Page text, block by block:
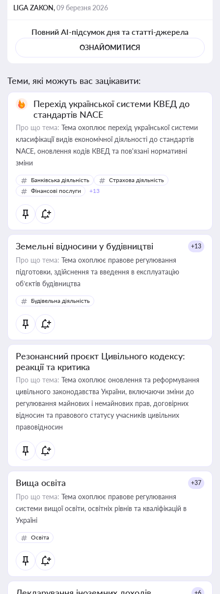
LIGA ZAKON,09 березня 2026
Повний AI-підсумок дня та статті-джерела
ОЗНАЙОМИТИСЯ
Теми, які можуть вас зацікавити:
Перехід української системи КВЕД до
стандартів NACE
Про що тема: Тема охоплює перехід української системи
класифікації видів економічної діяльності до стандартів
NACE, оновлення кодів КВЕД та пов'язані нормативні
зміни
Банківська діяльність
Страхова діяльність
Фінансові послуги
+13
Земельні відносини у будівництві +13
Про що тема: Тема охоплює правове регулювання
підготовки, здійснення та введення в експлуатацію
об’єктів будівництва
Будівельна діяльність
Резонансний проєкт Цивільного кодексу:
реакції та критика
Про що тема: Тема охоплює оновлення та реформування
цивільного законодавства України, включаючи зміни до
регулювання майнових і немайнових прав, договірних
відносин та правового статусу учасників цивільних
правовідносин
Вища освіта +37
Про що тема: Тема охоплює правове регулювання
системи вищої освіти, освітніх рівнів та кваліфікацій в
Україні
Освіта